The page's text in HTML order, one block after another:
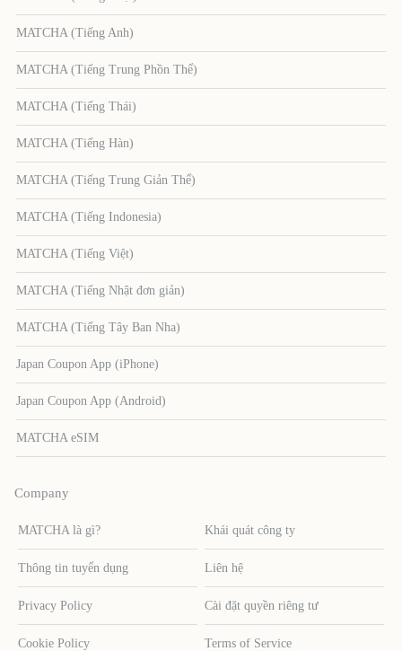
MATCHA (Tiếng Anh)
MATCHA (Tiếng Trung Phồn Thể)
MATCHA (Tiếng Thái)
MATCHA (Tiếng Hàn)
MATCHA (Tiếng Trung Giản Thể)
MATCHA (Tiếng Indonesia)
MATCHA (Tiếng Việt)
MATCHA (Tiếng Nhật đơn giản)
MATCHA (Tiếng Tây Ban Nha)
Japan Coupon App (iPhone)
Japan Coupon App (Android)
MATCHA eSIM
Company
MATCHA là gì? Khái quát công ty
Thông tin tuyển dụng Liên hệ
Privacy Policy Cài đặt quyền riêng tư
Cookie Policy Terms of Service